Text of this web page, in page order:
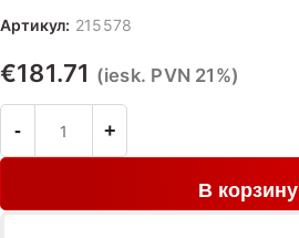
Артикул: 215578
€181.71 (iesk. PVN 21%)
В корзину